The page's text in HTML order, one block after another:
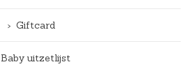
Giftcard
Baby uitzetlijst